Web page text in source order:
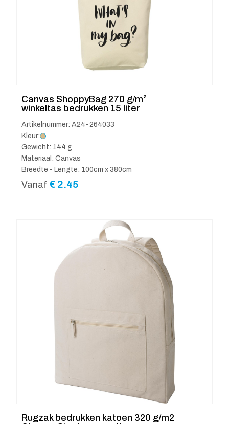
Canvas ShoppyBag 270 g/m²
winkeltas bedrukken 15 liter
Artikelnummer: A24-264033
Kleur:
Gewicht: 144 g
Materiaal: Canvas
Breedte - Lengte: 100cm x 380cm
Vanaf € 2.45
Rugzak bedrukken katoen 320 g/m2